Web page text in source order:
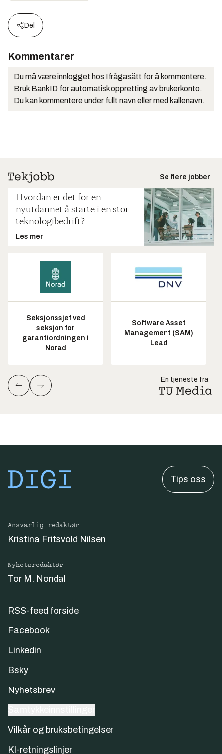
Del
Kommentarer
Du må være innlogget hos Ifrågasätt for å kommentere.
Bruk BankID for automatisk oppretting av brukerkonto.
Du kan kommentere under fullt navn eller med kallenavn.
Se flere jobber
Hvordan er det for en
nyutdannet å starte i en stor
teknologibedrift?
Les mer
Seksjonssjef ved
seksjon for
garantiordningen i
Norad
Software Asset
Management (SAM)
Lead
En tjeneste fra
Tips oss
Ansvarlig redaktør
Kristina Fritsvold Nilsen
Nyhetsredaktør
Tor M. Nondal
RSS-feed forside
Facebook
Linkedin
Bsky
Nyhetsbrev
Vilkår og bruksbetingelser
KI-retningslinjer